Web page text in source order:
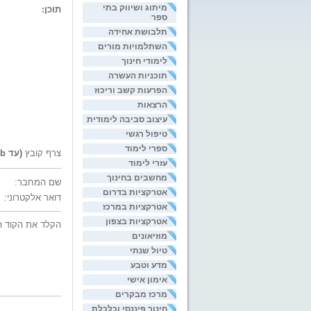
מיתוג ושיווק בתי
ספר
תלבושת אחידה
השתלמויות מורים
לימודי חינוך
תוכניות העשרה
הפרעות קשב וריכוז
הרצאות
עיצוב סביבה לימודית
טיפול רגשי
ספרי לימוד
עזרי לימוד
מחשבים בחינוך
אטרקציות בדרום
אטרקציות במרכז
אטרקציות בצפון
מוזיאונים
טיול שנתי
מדע וטבע
אימון אישי
מרכז מבקרים
חינוך פיננסי וכלכלת
תוכן:
צרף קובץ(עד 200kb)
שם המחבר:
דואר אלקטרוני:
הקלד את הקוד